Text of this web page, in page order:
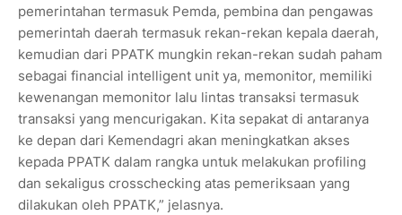
pemerintahan termasuk Pemda, pembina dan pengawas
pemerintah daerah termasuk rekan-rekan kepala daerah,
kemudian dari PPATK mungkin rekan-rekan sudah paham
sebagai financial intelligent unit ya, memonitor, memiliki
kewenangan memonitor lalu lintas transaksi termasuk
transaksi yang mencurigakan. Kita sepakat di antaranya
ke depan dari Kemendagri akan meningkatkan akses
kepada PPATK dalam rangka untuk melakukan profiling
dan sekaligus crosschecking atas pemeriksaan yang
dilakukan oleh PPATK,” jelasnya.